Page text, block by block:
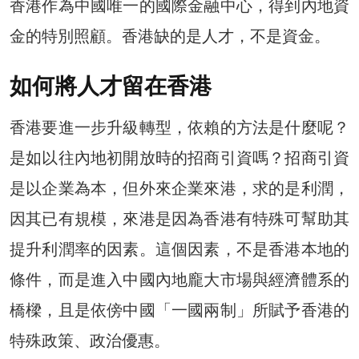
香港作為中國唯一的國際金融中心，得到內地資
金的特別照顧。香港缺的是人才，不是資金。
如何將人才留在香港
香港要進一步升級轉型，依賴的方法是什麼呢？
是如以往內地初開放時的招商引資嗎？招商引資
是以企業為本，但外來企業來港，求的是利潤，
因其已有規模，來港是因為香港有特殊可幫助其
提升利潤率的因素。這個因素，不是香港本地的
條件，而是進入中國內地龐大市場與經濟體系的
橋樑，且是依傍中國「一國兩制」所賦予香港的
特殊政策、政治優惠。